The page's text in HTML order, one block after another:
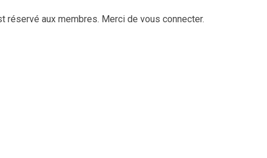
réservé aux membres. Merci de vous connecter.